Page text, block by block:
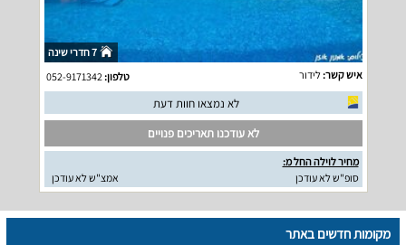
7 חדרי שינה
איש קשר:לידור טלפון:
לא נמצאו חוות דעת
לא עודכנו תאריכים פנויים
מחיר לוילה החל מ:
סופ"ש לא עודכן
אמצ"ש לא עודכן
מקומות חדשים באתר